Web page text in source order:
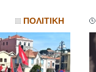
ΠΟΛΙΤΙΚΗ